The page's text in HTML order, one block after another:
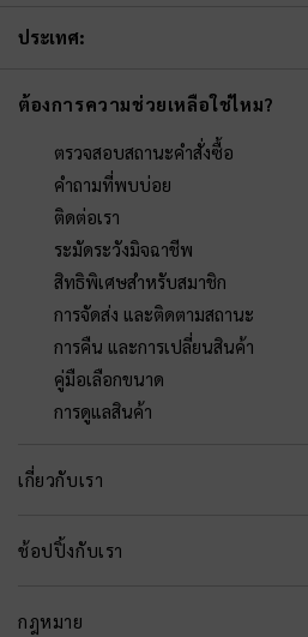
ประเทศ:
ต้องการความช่วยเหลือใช่ไหม?
ตรวจสอบสถานะคำสั่งซื้อ
คำถามที่พบบ่อย
ติดต่อเรา
ระมัดระวังมิจฉาชีพ
สิทธิพิเศษสำหรับสมาชิก
การจัดส่ง และติดตามสถานะ
การคืน และการเปลี่ยนสินค้า
คู่มือเลือกขนาด
การดูแลสินค้า
เกี่ยวกับเรา
ช้อปปิ้งกับเรา
กฎหมาย